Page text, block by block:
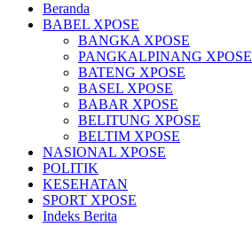
Beranda
BABEL XPOSE
BANGKA XPOSE
PANGKALPINANG XPOSE
BATENG XPOSE
BASEL XPOSE
BABAR XPOSE
BELITUNG XPOSE
BELTIM XPOSE
NASIONAL XPOSE
POLITIK
KESEHATAN
SPORT XPOSE
Indeks Berita